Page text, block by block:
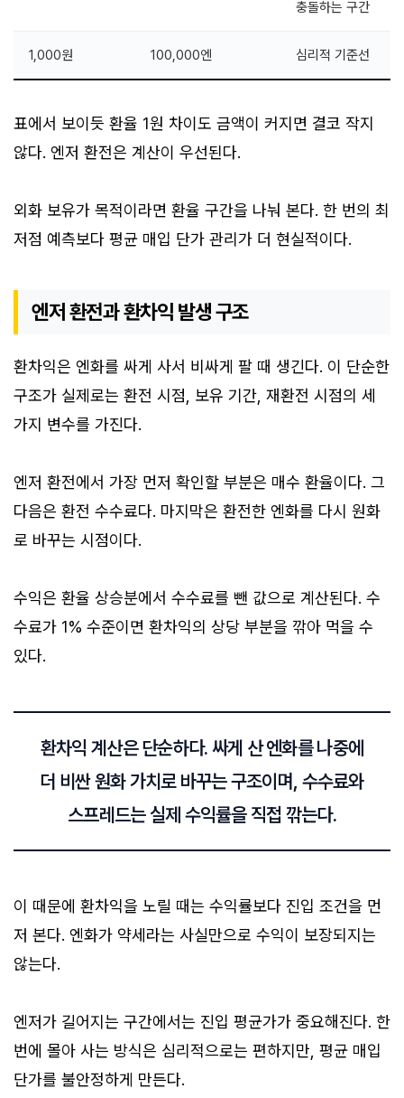
충돌하는 구간
1,000원 100,000엔 심리적 기준선
표에서 보이듯 환율 1원 차이도 금액이 커지면 결코 작지
않다. 엔저 환전은 계산이 우선된다.
외화 보유가 목적이라면 환율 구간을 나눠 본다. 한 번의 최
저점 예측보다 평균 매입 단가 관리가 더 현실적이다.
엔저 환전과 환차익 발생 구조
환차익은 엔화를 싸게 사서 비싸게 팔 때 생긴다. 이 단순한
구조가 실제로는 환전 시점, 보유 기간, 재환전 시점의 세
가지 변수를 가진다.
엔저 환전에서 가장 먼저 확인할 부분은 매수 환율이다. 그
다음은 환전 수수료다. 마지막은 환전한 엔화를 다시 원화
로 바꾸는 시점이다.
수익은 환율 상승분에서 수수료를 뺀 값으로 계산된다. 수
수료가 1% 수준이면 환차익의 상당 부분을 깎아 먹을 수
있다.
환차익 계산은 단순하다. 싸게 산 엔화를 나중에
더 비싼 원화 가치로 바꾸는 구조이며, 수수료와
스프레드는 실제 수익률을 직접 깎는다.
이 때문에 환차익을 노릴 때는 수익률보다 진입 조건을 먼
저 본다. 엔화가 약세라는 사실만으로 수익이 보장되지는
않는다.
엔저가 길어지는 구간에서는 진입 평균가가 중요해진다. 한
번에 몰아 사는 방식은 심리적으로는 편하지만, 평균 매입
단가를 불안정하게 만든다.